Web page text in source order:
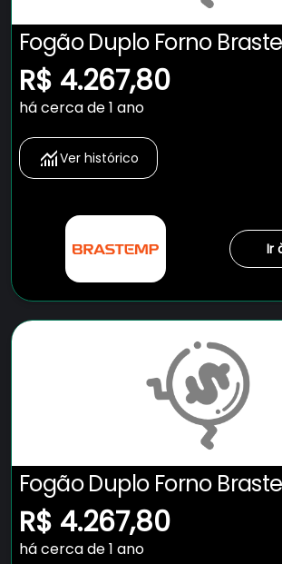
Fogão Duplo Forno
Tecnologia Air Fryer Pro -
R$ 4.267,80
há cerca de 1 ano
Ver histórico
Ir
Fogão Duplo Forno
Tecnologia Air Fryer Pro -
R$ 4.267,80
há cerca de 1 ano